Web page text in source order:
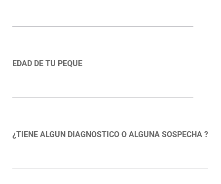
EDAD DE TU PEQUE
¿TIENE ALGUN DIAGNOSTICO O ALGUNA SOSPECHA ?